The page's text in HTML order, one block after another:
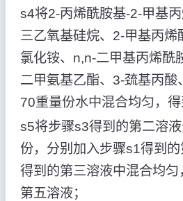
s4将2-丙烯酰胺基-2-甲基
三乙氧基硅烷、2-甲基丙烯
氯化铵、n,n-二甲基丙烯酰
二甲氨基乙酯、3-巯基丙酸
70重量份水中混合均匀，得
s5将步骤s3得到的第二溶
份，分别加入步骤s1得到
得到的第三溶液中混合均匀
第五溶液；